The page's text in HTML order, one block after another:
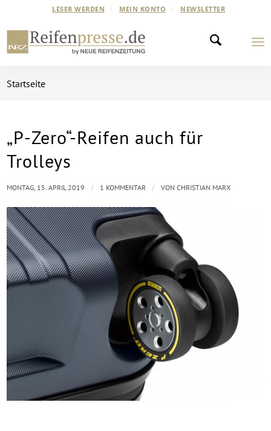
LESER WERDEN MEIN KONTO NEWSLETTER
Startseite
„P-Zero“-Reifen auch für
Trolleys
MONTAG, 15. APRIL 2019 / 1 KOMMENTAR / VONCHRISTIAN MARX
sagt: